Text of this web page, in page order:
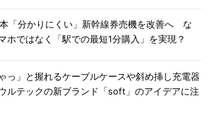
「分かりにくい」新幹線券売機を改善へ な
ホではなく「駅での最短1分購入」を実現？
ゃっ」と握れるケーブルケースや斜め挿し充電器
ルテックの新ブランド「soft」のアイデアに注